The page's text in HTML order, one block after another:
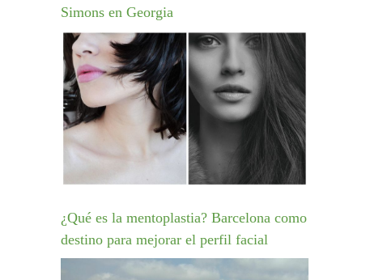
Simons en Georgia
¿Qué es la mentoplastia? Barcelona como
destino para mejorar el perfil facial